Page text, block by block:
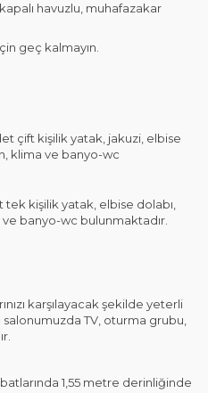
havuzlu, muhafazakar
geç kalmayın.
çift kişilik yatak, jakuzi, elbise
klima ve banyo-wc
tek kişilik yatak, elbise dolabı,
ve banyo-wc bulunmaktadır.
karşılayacak şekilde yeterli
TV, oturma grubu,
1,55 metre derinliğinde